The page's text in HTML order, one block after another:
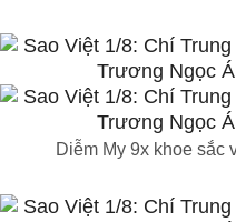
Diễm My 9x khoe sắc